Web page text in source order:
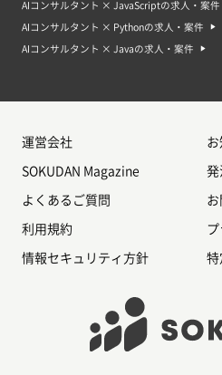
AIコンサルタント × JavaScriptの求人・案件
AIコンサルタント × Pythonの求人・案件
AIコンサルタント × Javaの求人・案件
運営会社 お
SOKUDAN Magazine 発
よくあるご質問 お
利用規約
情報セキュリティ方針 特